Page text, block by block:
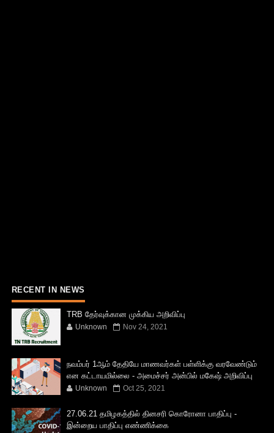
RECENT IN NEWS
TRB தேர்வுக்கான முக்கிய அறிவிப்பு
Unknown Nov 24, 2021
நவம்பர் 1ஆம் தேதியே மாணவர்கள் பள்ளிக்கு வரவேண்டும்
என கட்டாயமில்லை - அமைச்சர் அன்பில் மகேஷ் அறிவிப்பு
Unknown Oct 25, 2021
27.06.21 தமிழகத்தில் தினசரி கொரோனா பாதிப்பு -
இன்றைய பாதிப்பு எண்ணிக்கை